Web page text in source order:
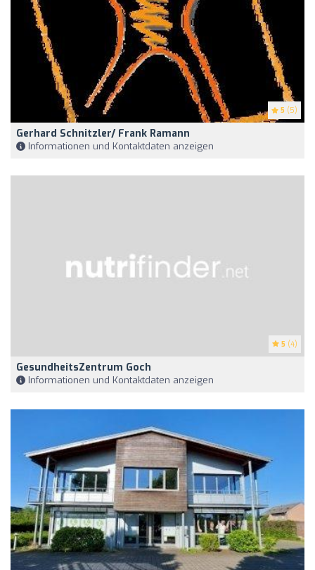
5 (5)
Gerhard Schnitzler/ Frank Ramann
Informationen und Kontaktdaten anzeigen
5 (4)
GesundheitsZentrum Goch
Informationen und Kontaktdaten anzeigen